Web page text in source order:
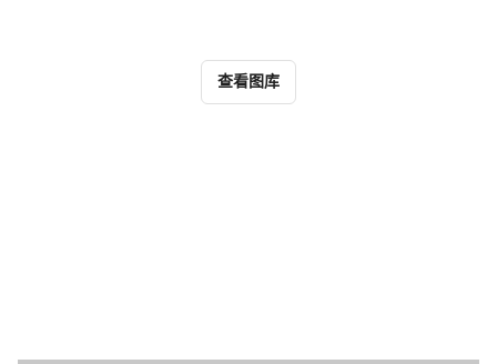
查看图库